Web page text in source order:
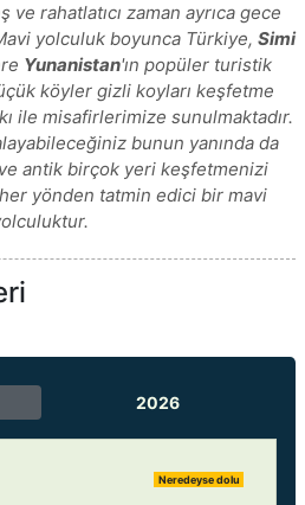
rahatlatıcı zaman ayrıca gece
Mavi yolculuk boyunca Türkiye, Simi
Yunanistan'ın popüler turistik
köyler gizli koyları keşfetme
ile misafirlerimize sunulmaktadır.
bunun yanında da
antik birçok yeri keşfetmenizi
yönden tatmin edici bir mavi
2026
Neredeyse dolu